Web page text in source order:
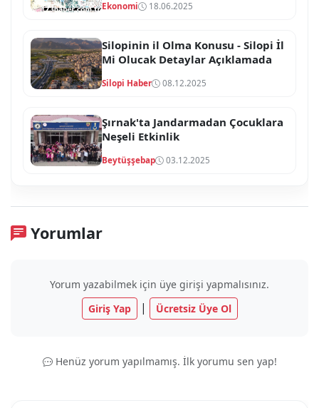
Ekonomi 18.06.2025
Silopinin il Olma Konusu - Silopi İl
Mi Olucak Detaylar Açıklamada
Silopi Haber 08.12.2025
Şırnak'ta Jandarmadan Çocuklara
Neşeli Etkinlik
Beytüşşebap 03.12.2025
Yorumlar
Yorum yazabilmek için üye girişi yapmalısınız.
Giriş Yap
| Ücretsiz Üye Ol
Henüz yorum yapılmamış. İlk yorumu sen yap!